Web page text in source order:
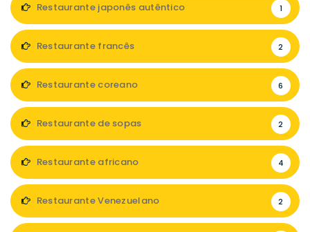
Restaurante japonês autêntico 1
Restaurante francês 2
Restaurante coreano 6
Restaurante de sopas 2
Restaurante africano 4
Restaurante Venezuelano 2